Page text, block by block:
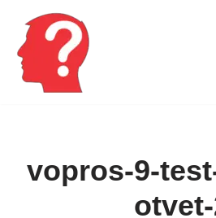
Перейти
содержимому
vopros-9-